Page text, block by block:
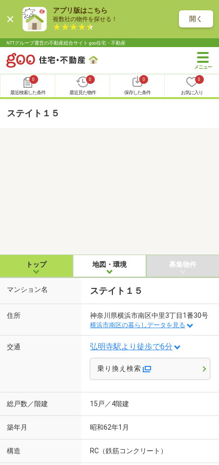
アプリ版はこちら
複数社の物件を探せる！ 開く
NTTグループ運営の不動産総合サイト goo住宅・不動産
0
最近検索した条件
0
最近見た物件
0
保存した条件
0
お気に入り
ステイト１５
トップ 地図・環境 募集物件
マンション名 ステイト１５
住所 神奈川県横浜市南区中里3丁目1番30号
横浜市南区の暮らしデータを見る
交通 弘明寺駅より徒歩で6分
乗り換え検索
総戸数／階建 15戸／4階建
築年月 昭和62年1月
構造 RC（鉄筋コンクリート）